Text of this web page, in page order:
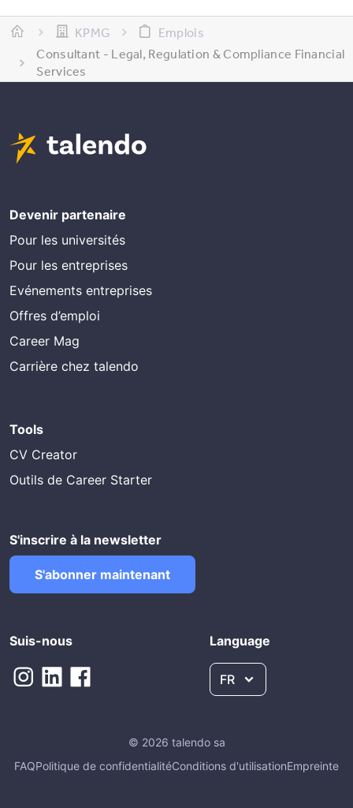
KPMG
Emplois
Consultant - Legal, Regulation & Compliance Financial
Services
Devenir partenaire
Pour les universités
Pour les entreprises
Evénements entreprises
Offres d’emploi
Career Mag
Carrière chez talendo
Tools
CV Creator
Outils de Career Starter
S'inscrire à la newsletter
S'abonner maintenant
Suis-nous Language
FR
© 2026 talendo sa
FAQPolitique de confidentialitéConditions d'utilisationEmpreinte